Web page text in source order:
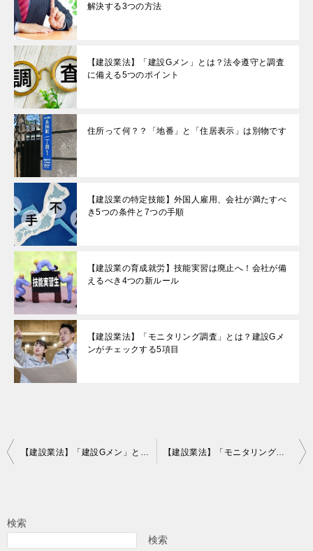
解決する3つの方法
【建設業法】「建設Gメン」とは？法令遵守と調査
に備える5つのポイント
住所って何？？「地番」と「住居表示」は別物です
【建設業の特定技能】外国人雇用、会社が満たすべ
き5つの条件と7つの手順
【建設業の育成就労】技能実習は廃止へ！会社が備
えるべき4つの新ルール
【建設業法】「モニタリング調査」とは？建設Gメ
ンがチェックする5項目
投
ビ
【建設業法】「建設Gメン」とは？法令遵守と調査に備える5つのポイント 【建設業法】「モニタリング調査」とは？建設Gメンがチェックする5項目
検索
検索